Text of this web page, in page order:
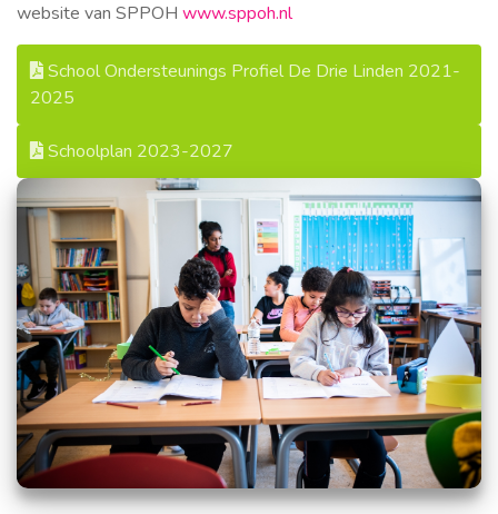
website van SPPOH www.sppoh.nl
School Ondersteunings Profiel De Drie Linden 2021-
2025
Schoolplan 2023-2027